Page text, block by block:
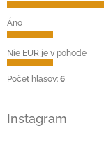
eÁno
Nie EUR je v pohode
Počet hlasov: 6
Instagram